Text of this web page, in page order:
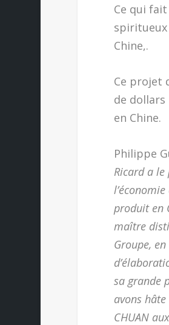
Ce qui
Chine,.
Ce projet
de dollars
en Chine.
Philippe
Ricard a
produit en
maître
Groupe,
sa grande
avons
CHUAN